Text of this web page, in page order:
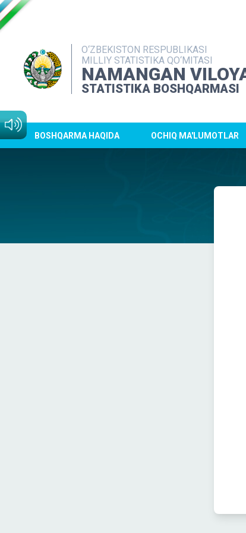
O‘ZBEKISTON RESPUBLIKASI
MILLIY STATISTIKA QO‘MITASI
NAMANGAN
STATISTIKA BOSHQARMASI
BOSHQARMA HAQIDA OCHIQ MA'LUMOTLAR